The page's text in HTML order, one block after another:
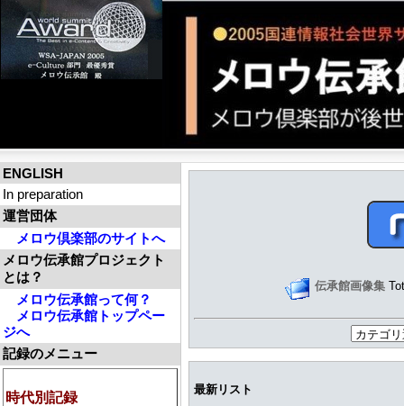
ENGLISH
In preparation
運営団体
メロウ倶楽部のサイトへ
メロウ伝承館プロジェクト
とは？
メロウ伝承館って何？
メロウ伝承館トップペー
ジへ
記録のメニュー
時代別記録
伝承館画像集
最新リスト